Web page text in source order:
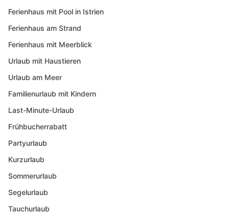
Ferienhaus mit Pool in Istrien
Ferienhaus am Strand
Ferienhaus mit Meerblick
Urlaub mit Haustieren
Urlaub am Meer
Familienurlaub mit Kindern
Last-Minute-Urlaub
Frühbucherrabatt
Partyurlaub
Kurzurlaub
Sommerurlaub
Segelurlaub
Tauchurlaub